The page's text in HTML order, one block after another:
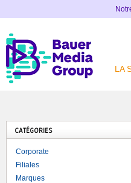
LA
CATÉGORIES
Corporate
Filiales
Marques